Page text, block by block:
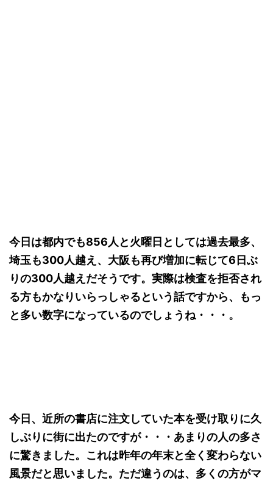
今日は都内でも856人と火曜日としては過去最多、
埼玉も300人越え、大阪も再び増加に転じて6日ぶ
りの300人越えだそうです。実際は検査を拒否され
る方もかなりいらっしゃるという話ですから、もっ
と多い数字になっているのでしょうね・・・。
今日、近所の書店に注文していた本を受け取りに久
しぶりに街に出たのですが・・・あまりの人の多さ
に驚きました。これは昨年の年末と全く変わらない
風景だと思いました。ただ違うのは、多くの方がマ